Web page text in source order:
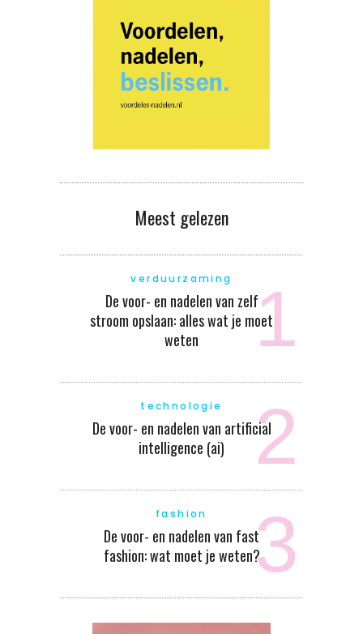
Meest gelezen
verduurzaming
De voor- en nadelen van zelf
stroom opslaan: alles wat je moet
weten
technologie
De voor- en nadelen van artificial
intelligence (ai)
fashion
De voor- en nadelen van fast
fashion: wat moet je weten?